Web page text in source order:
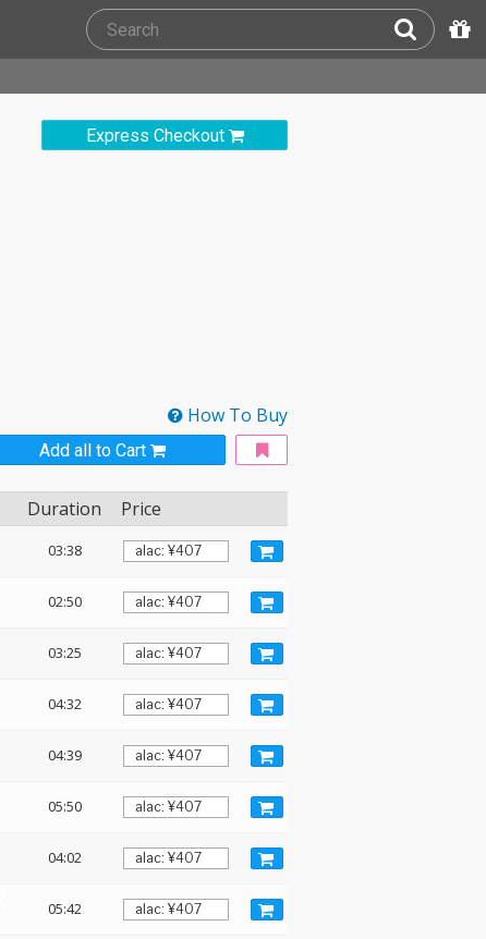
Express Checkout
How To Buy
Add all to Cart
Duration Price
03:38
02:50
03:25
04:32
04:39
05:50
04:02
05:42